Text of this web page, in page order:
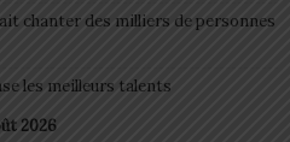
chanter des milliers de personnes
les meilleurs talents
2026